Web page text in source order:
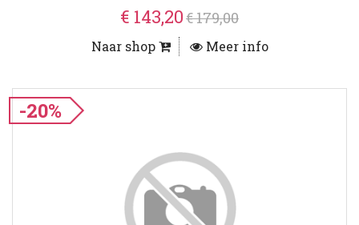
€ 143,20€ 179,00
Naar shop Meer info
-20%